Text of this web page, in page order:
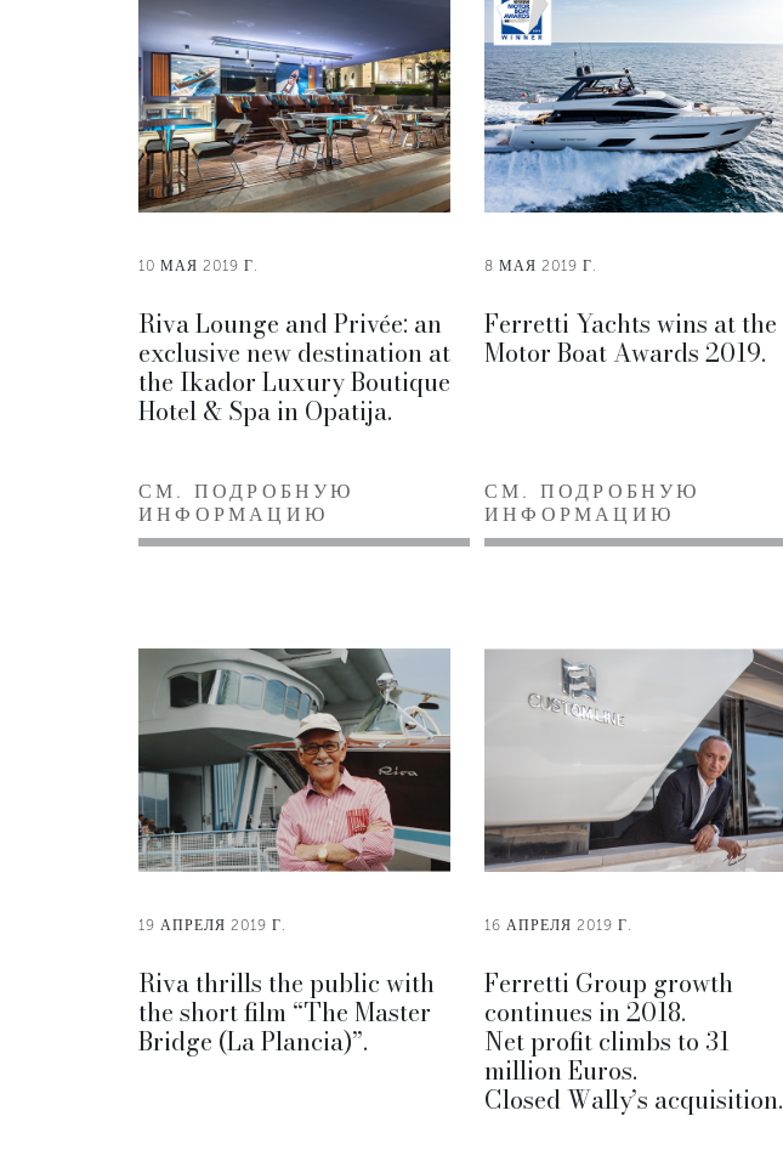
10 МАЯ 2019 Г.
Riva Lounge and Privée: an
exclusive new destination at
the Ikador Luxury Boutique
Hotel & Spa in Opatija.
СМ. ПОДРОБНУЮ
ИНФОРМАЦИЮ
8 МАЯ 2019 Г.
Ferretti Yachts wins at the
Motor Boat Awards 2019.
СМ. ПОДРОБНУЮ
ИНФОРМАЦИЮ
19 АПРЕЛЯ 2019 Г.
Riva thrills the public with
the short film “The Master
Bridge (La Plancia)”.
16 АПРЕЛЯ 2019 Г.
Ferretti Group growth
continues in 2018.
Net profit climbs to 31
million Euros.
Closed Wally’s acquisition.